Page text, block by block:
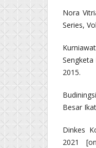
Nora
Series,
2015.
Besar
Dinkes
2021